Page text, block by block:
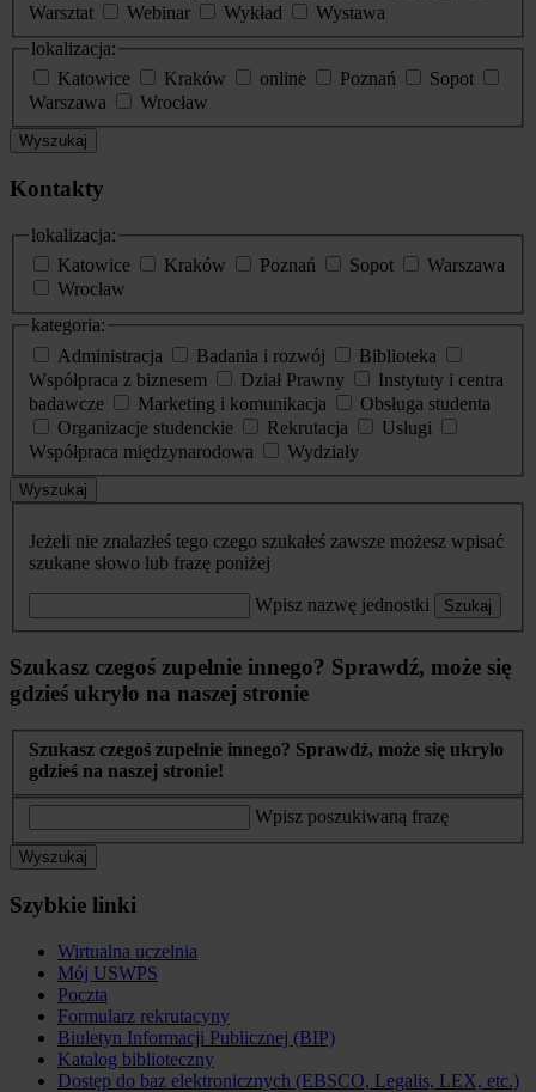
Warsztat
Webinar Wykład
Wystawa
lokalizacja:
Katowice
Kraków online Poznań
Sopot
Warszawa
Wrocław
Wyszukaj
Kontakty
lokalizacja:
Katowice
Kraków Poznań Sopot
Warszawa
Wrocław
kategoria:
Administracja
Badania i rozwój
Biblioteka
Współpraca z biznesem
Dział Prawny
Instytuty i centra
badawcze
Marketing i komunikacja
Obsługa studenta
Organizacje studenckie
Rekrutacja
Usługi
Współpraca międzynarodowa
Wydziały
Wyszukaj
Jeżeli nie znalazłeś tego czego szukałeś zawsze możesz wpisać
szukane słowo lub frazę poniżej
Wpisz nazwę jednostki Szukaj
Szukasz czegoś zupełnie innego? Sprawdź, może się
gdzieś ukryło na naszej stronie
Szukasz czegoś zupełnie innego? Sprawdź, może się ukryło
gdzieś na naszej stronie!
Wpisz poszukiwaną frazę
Wyszukaj
Szybkie linki
Wirtualna uczelnia
Mój USWPS
Poczta
Formularz rekrutacyny
Biuletyn Informacji Publicznej (BIP)
Katalog biblioteczny
Dostęp do baz elektronicznych (EBSCO, Legalis, LEX, etc.)